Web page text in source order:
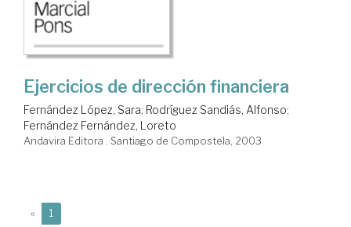
Ejercicios de dirección financiera
Fernández López, Sara; Rodríguez Sandiás, Alfonso;
Fernández Fernández, Loreto
Andavira Editora . Santiago de Compostela, 2003
« 1